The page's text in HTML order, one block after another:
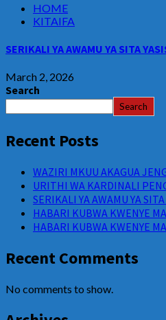
HOME
KITAIFA
SERIKALI YA AWAMU YA SITA
March 2, 2026
Search
Search
Recent Posts
WAZIRI MKUU AKAGUA
URITHI WA KARDINALI
SERIKALI YA AWAMU YA
HABARI KUBWA KWENYE
HABARI KUBWA KWENYE
Recent Comments
No comments to show.